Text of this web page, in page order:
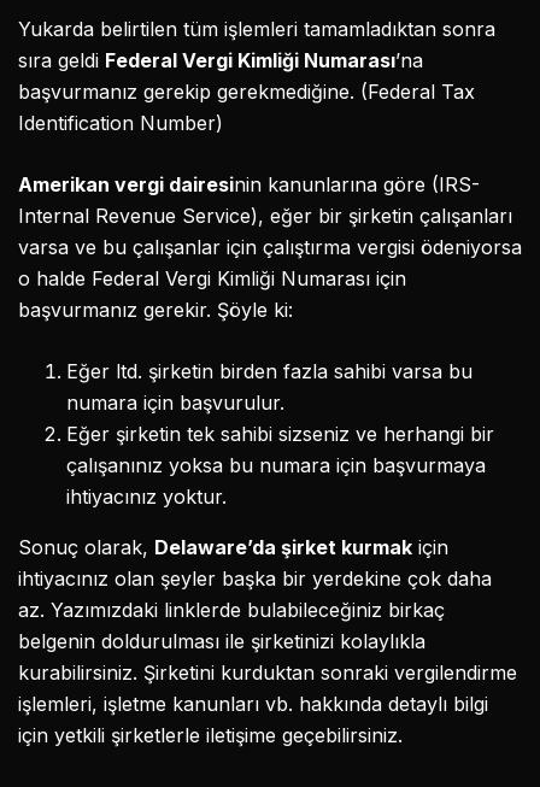
Yukarda belirtilen tüm işlemleri tamamladıktan sonra
sıra geldi Federal Vergi Kimliği Numarası’na
başvurmanız gerekip gerekmediğine. (Federal Tax
Identification Number)
Amerikan vergi dairesinin kanunlarına göre (IRS-
Internal Revenue Service), eğer bir şirketin çalışanları
varsa ve bu çalışanlar için çalıştırma vergisi ödeniyorsa
o halde Federal Vergi Kimliği Numarası için
başvurmanız gerekir. Şöyle ki:
Eğer ltd. şirketin birden fazla sahibi varsa bu
numara için başvurulur.
Eğer şirketin tek sahibi sizseniz ve herhangi bir
çalışanınız yoksa bu numara için başvurmaya
ihtiyacınız yoktur.
Sonuç olarak, Delaware’da şirket kurmak için
ihtiyacınız olan şeyler başka bir yerdekine çok daha
az. Yazımızdaki linklerde bulabileceğiniz birkaç
belgenin doldurulması ile şirketinizi kolaylıkla
kurabilirsiniz. Şirketini kurduktan sonraki vergilendirme
işlemleri, işletme kanunları vb. hakkında detaylı bilgi
için yetkili şirketlerle iletişime geçebilirsiniz.